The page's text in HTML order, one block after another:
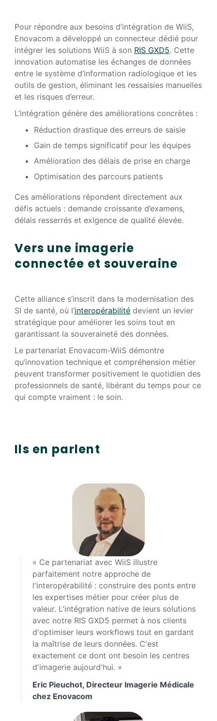
Pour répondre aux besoins d’intégration de WiiS,
Enovacom a développé un connecteur dédié pour
intégrer les solutions WiiS à son RIS GXD5. Cette
innovation automatise les échanges de données
entre le système d’information radiologique et les
outils de gestion, éliminant les ressaisies manuelles
et les risques d’erreur.
L’intégration génère des améliorations concrètes :
Réduction drastique des erreurs de saisie
Gain de temps significatif pour les équipes
Amélioration des délais de prise en charge
Optimisation des parcours patients
Ces améliorations répondent directement aux
défis actuels : demande croissante d’examens,
délais resserrés et exigence de qualité élevée.
Vers une imagerie
connectée et souveraine
Cette alliance s’inscrit dans la modernisation des
SI de santé, où l’interopérabilité devient un levier
stratégique pour améliorer les soins tout en
garantissant la souveraineté des données.
Le partenariat Enovacom-WiiS démontre
qu’innovation technique et compréhension métier
peuvent transformer positivement le quotidien des
professionnels de santé, libérant du temps pour ce
qui compte vraiment : le soin.
Ils en parlent
« Ce partenariat avec WiiS illustre
parfaitement notre approche de
l'interopérabilité : construire des ponts entre
les expertises métier pour créer plus de
valeur. L'intégration native de leurs solutions
avec notre RIS GXD5 permet à nos clients
d'optimiser leurs workflows tout en gardant
la maîtrise de leurs données. C'est
exactement ce dont ont besoin les centres
d'imagerie aujourd'hui. »
Eric Pieuchot, Directeur Imagerie Médicale
chez Enovacom